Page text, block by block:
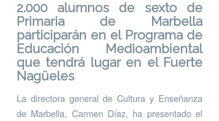
2.000 alumnos de sexto de
Primaria de Marbella
participarán en el Programa de
Educación Medioambiental
que tendrá lugar en el Fuerte
Nagüeles
La directora general de Cultura y Enseñanza
de Marbella, Carmen Díaz, ha presentado el